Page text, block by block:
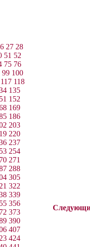
27 28
51 52
75 76
99 100
117 118
135
152
169
186
203
220
237
254
271
288
305
322
339
356
373
390
407
424